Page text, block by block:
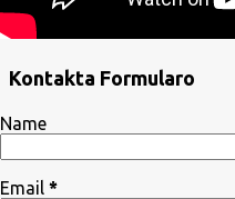
Kontakta Formularo
Name
Email *